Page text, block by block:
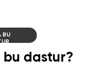
dastur?
BU